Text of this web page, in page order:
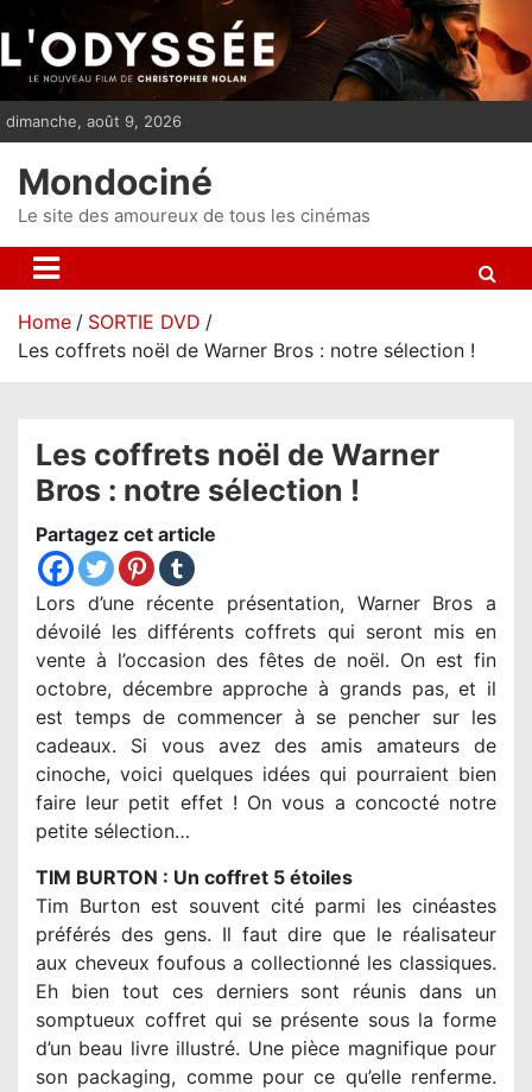
i
p
t
n
dimanche, août 9, 2026
Mondociné
Le site des amoureux de tous les cinémas
Home
SORTIE DVD
Les coffrets noël de Warner Bros : notre sélection !
Les coffrets noël de Warner
Bros : notre sélection !
Partagez cet article
Lors d’une récente présentation, Warner Bros a
dévoilé les différents coffrets qui seront mis en
vente à l’occasion des fêtes de noël. On est fin
octobre, décembre approche à grands pas, et il
est temps de commencer à se pencher sur les
cadeaux. Si vous avez des amis amateurs de
cinoche, voici quelques idées qui pourraient bien
faire leur petit effet ! On vous a concocté notre
petite sélection…
TIM BURTON : Un coffret 5 étoiles
Tim Burton est souvent cité parmi les cinéastes
préférés des gens. Il faut dire que le réalisateur
aux cheveux foufous a collectionné les classiques.
Eh bien tout ces derniers sont réunis dans un
somptueux coffret qui se présente sous la forme
d’un beau livre illustré. Une pièce magnifique pour
son packaging, comme pour ce qu’elle renferme.